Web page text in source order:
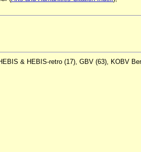
& HEBIS-retro (17), GBV (63), KOBV